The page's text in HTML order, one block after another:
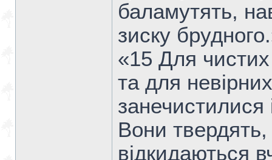
баламутять,
зиску
«15 Для
та для
занечистилися
Вони
відкидаються